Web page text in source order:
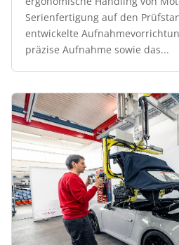
Serienfertigung auf den
entwickelte
präzise Aufnahme sowie das...